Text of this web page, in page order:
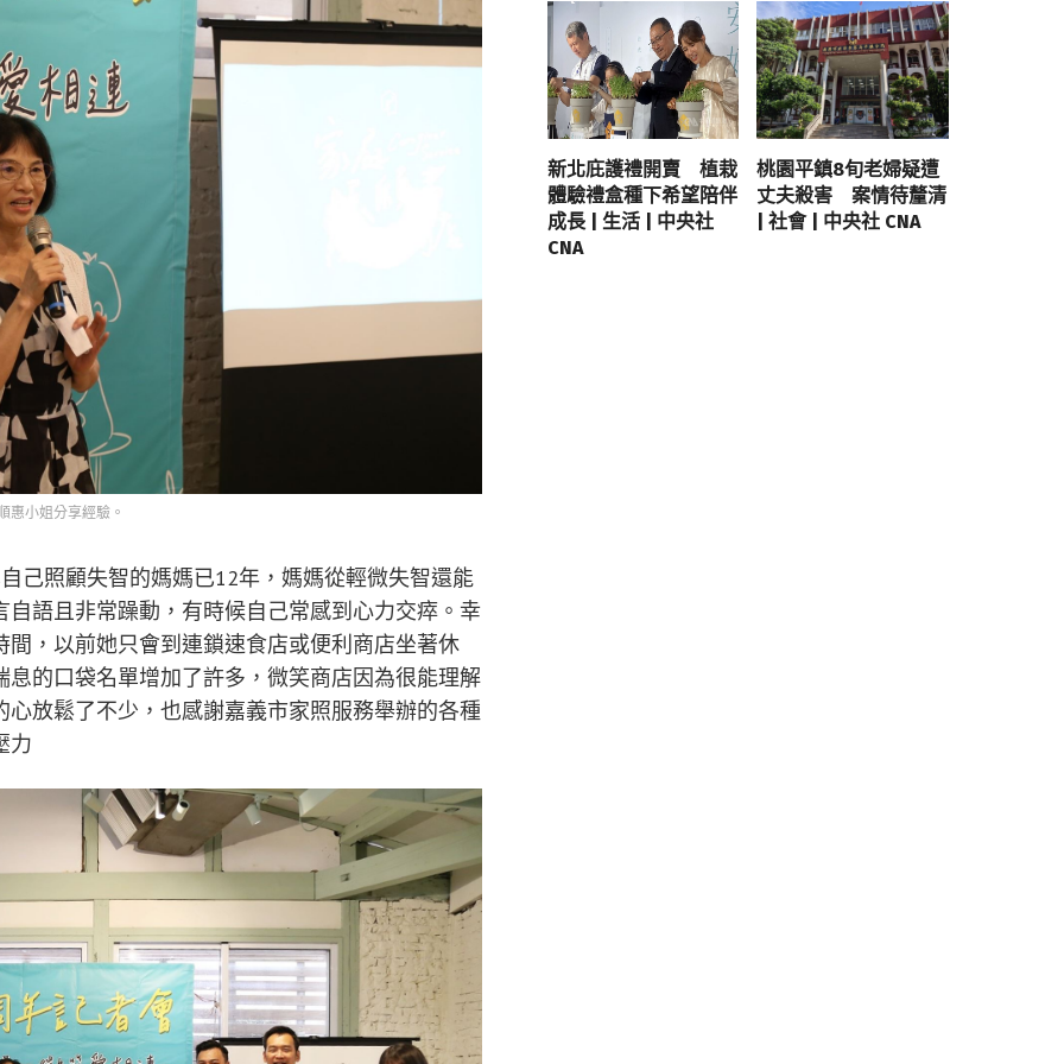
惠小姐分享經驗。
己照顧失智的媽媽已12年，媽媽從輕微失智還能
語且非常躁動，有時候自己常感到心力交瘁。幸
，以前她只會到連鎖速食店或便利商店坐著休
的口袋名單增加了許多，微笑商店因為很能理解
放鬆了不少，也感謝嘉義市家照服務舉辦的各種
力
新北庇護禮開賣 植栽
體驗禮盒種下希望陪伴
成長 | 生活 | 中央社
CNA
桃園平鎮8旬老婦疑遭
丈夫殺害 案情待釐清
| 社會 | 中央社 CNA